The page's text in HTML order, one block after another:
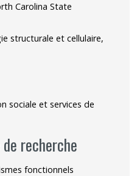
Carolina State
structurale et cellulaire,
sociale et services de
recherche
fonctionnels